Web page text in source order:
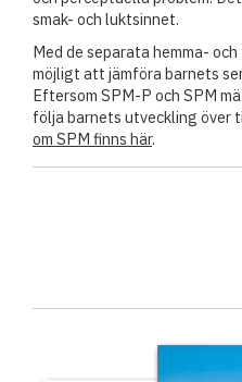
smak- och luktsinnet.
Med de separata hemma-
möjligt att jämföra barnets
Eftersom SPM-P och SPM
följa barnets utveckling över
om SPM finns här.